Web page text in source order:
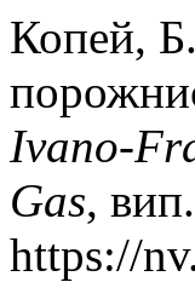
Копей,
Ivano-
Gas,
https://